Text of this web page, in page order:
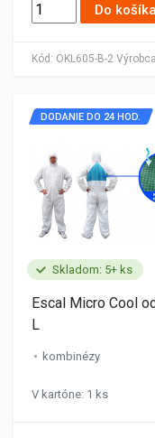
Kód: OKL605-B-2
Do košíka
Skladom: 5+ ks
DODANIE DO 24 HOD.
Escal Micro Cool
L
kombinézy
V kartóne: 1 ks